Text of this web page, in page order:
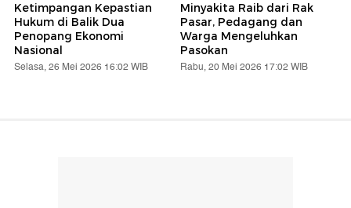
Ketimpangan Kepastian
Hukum di Balik Dua
Penopang Ekonomi
Nasional
Selasa, 26 Mei 2026 16:02 WIB
Minyakita Raib dari Rak
Pasar, Pedagang dan
Warga Mengeluhkan
Pasokan
Rabu, 20 Mei 2026 17:02 WIB